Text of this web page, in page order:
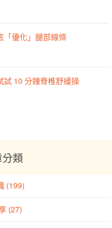
「優化」腿部線條
試 10 分鐘脊椎舒緩操
類
(199)
(27)